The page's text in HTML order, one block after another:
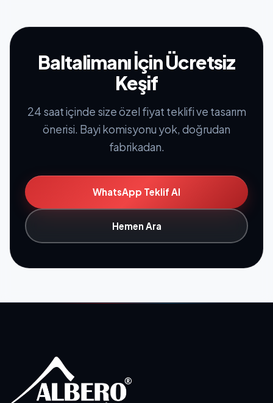
Baltalimanı İçin Ücretsiz
Keşif
24 saat içinde size özel fiyat teklifi ve tasarım
önerisi. Bayi komisyonu yok, doğrudan
fabrikadan.
WhatsApp Teklif Al
Hemen Ara